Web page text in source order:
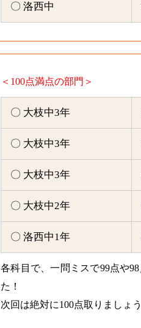
〇 洛西中
＜100点満点の部門＞
〇 大枝中3年
〇 大枝中3年
〇 大枝中3年
〇 大枝中2年
〇 洛西中1年
各科目で、一問ミスで99点や
た！
次回は絶対に100点取りましょう